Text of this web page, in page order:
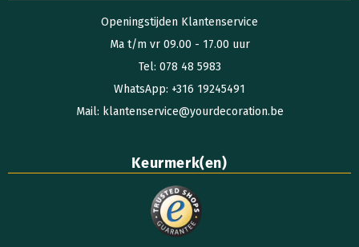
Openingstijden Klantenservice
Ma t/m vr 09.00 - 17.00 uur
Tel: 078 48 5983
WhatsApp: +316 19245491
Mail: klantenservice@yourdecoration.be
Keurmerk(en)